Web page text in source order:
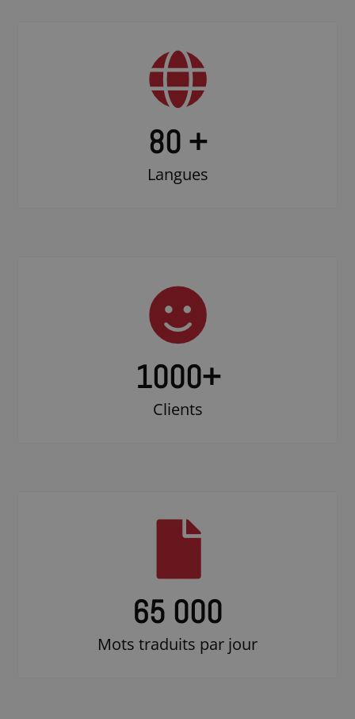
80 +
Langues
1000+
Clients
65 000
Mots traduits par jour